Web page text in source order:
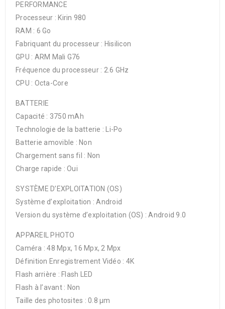
PERFORMANCE
Processeur : Kirin 980
RAM : 6 Go
Fabriquant du processeur : Hisilicon
GPU : ARM Mali G76
Fréquence du processeur : 2.6 GHz
CPU : Octa-Core
BATTERIE
Capacité : 3750 mAh
Technologie de la batterie : Li-Po
Batterie amovible : Non
Chargement sans fil : Non
Charge rapide : Oui
SYSTÈME D’EXPLOITATION (OS)
Système d’exploitation : Android
Version du système d’exploitation (OS) : Android 9.0
APPAREIL PHOTO
Caméra : 48 Mpx, 16 Mpx, 2 Mpx
Définition Enregistrement Vidéo : 4K
Flash arrière : Flash LED
Flash à l’avant : Non
Taille des photosites : 0.8 µm